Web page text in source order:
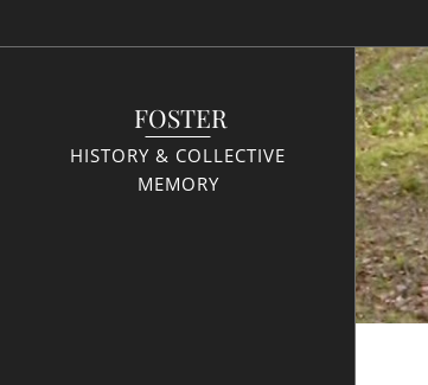
FOSTER
HISTORY & COLLECTIVE
MEMORY